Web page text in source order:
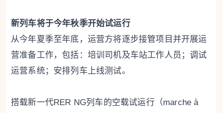
新列车将于今年秋季开始试运行
从今年夏季至年底，运营方将逐步接管项目并开展运
营准备工作，包括：培训司机及车站工作人员；调试
运营系统；安排列车上线测试。
搭载新一代RER NG列车的空载试运行（marche à